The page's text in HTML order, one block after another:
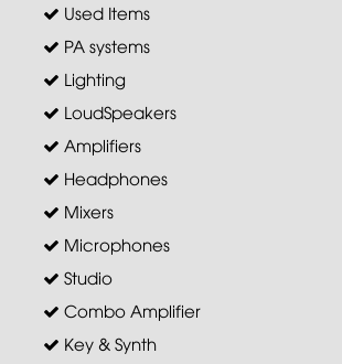
Used Items
PA systems
Lighting
LoudSpeakers
Amplifiers
Headphones
Mixers
Microphones
Studio
Combo Amplifier
Key & Synth